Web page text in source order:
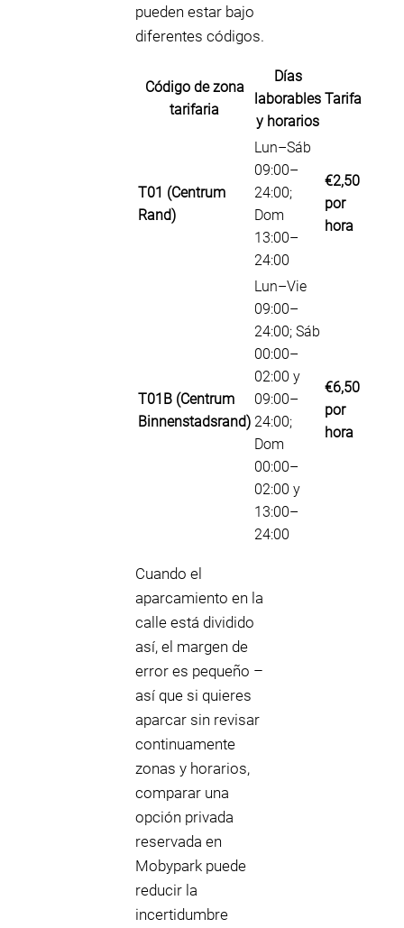
pueden estar bajo
diferentes códigos.
Código de zona
tarifaria
Días
laborables
y horarios
Tarifa
T01 (Centrum
Rand)
Lun–Sáb
09:00–
24:00;
Dom
13:00–
24:00
€2,50
por
hora
T01B (Centrum
Binnenstadsrand)
Lun–Vie
09:00–
24:00; Sáb
00:00–
02:00 y
09:00–
24:00;
Dom
00:00–
02:00 y
13:00–
24:00
€6,50
por
hora
Cuando el
aparcamiento en la
calle está dividido
así, el margen de
error es pequeño –
así que si quieres
aparcar sin revisar
continuamente
zonas y horarios,
comparar una
opción privada
reservada en
Mobypark puede
reducir la
incertidumbre